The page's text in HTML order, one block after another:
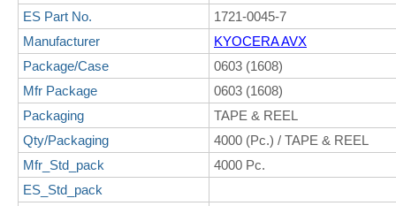
ES Part No.
1721-0045-7
Manufacturer
KYOCERA AVX
Package/Case
0603 (1608)
Mfr Package
0603 (1608)
Packaging
TAPE & REEL
Qty/Packaging
4000 (Pc.) / TAPE & REEL
Mfr_Std_pack
4000 Pc.
ES_Std_pack